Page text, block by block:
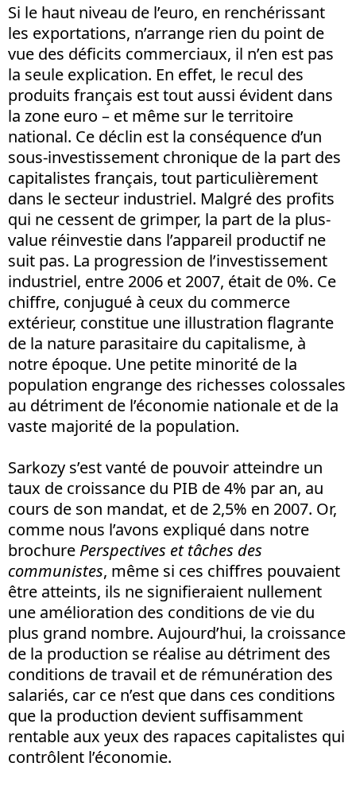
Si le haut niveau de l’euro, en renchérissant
les exportations, n’arrange rien du point de
vue des déficits commerciaux, il n’en est pas
la seule explication. En effet, le recul des
produits français est tout aussi évident dans
la zone euro – et même sur le territoire
national. Ce déclin est la conséquence d’un
sous-investissement chronique de la part des
capitalistes français, tout particulièrement
dans le secteur industriel. Malgré des profits
qui ne cessent de grimper, la part de la plus-
value réinvestie dans l’appareil productif ne
suit pas. La progression de l’investissement
industriel, entre 2006 et 2007, était de 0%. Ce
chiffre, conjugué à ceux du commerce
extérieur, constitue une illustration flagrante
de la nature parasitaire du capitalisme, à
notre époque. Une petite minorité de la
population engrange des richesses colossales
au détriment de l’économie nationale et de la
vaste majorité de la population.
Sarkozy s’est vanté de pouvoir atteindre un
taux de croissance du PIB de 4% par an, au
cours de son mandat, et de 2,5% en 2007. Or,
comme nous l’avons expliqué dans notre
brochure Perspectives et tâches des
communistes, même si ces chiffres pouvaient
être atteints, ils ne signifieraient nullement
une amélioration des conditions de vie du
plus grand nombre. Aujourd’hui, la croissance
de la production se réalise au détriment des
conditions de travail et de rémunération des
salariés, car ce n’est que dans ces conditions
que la production devient suffisamment
rentable aux yeux des rapaces capitalistes qui
contrôlent l’économie.